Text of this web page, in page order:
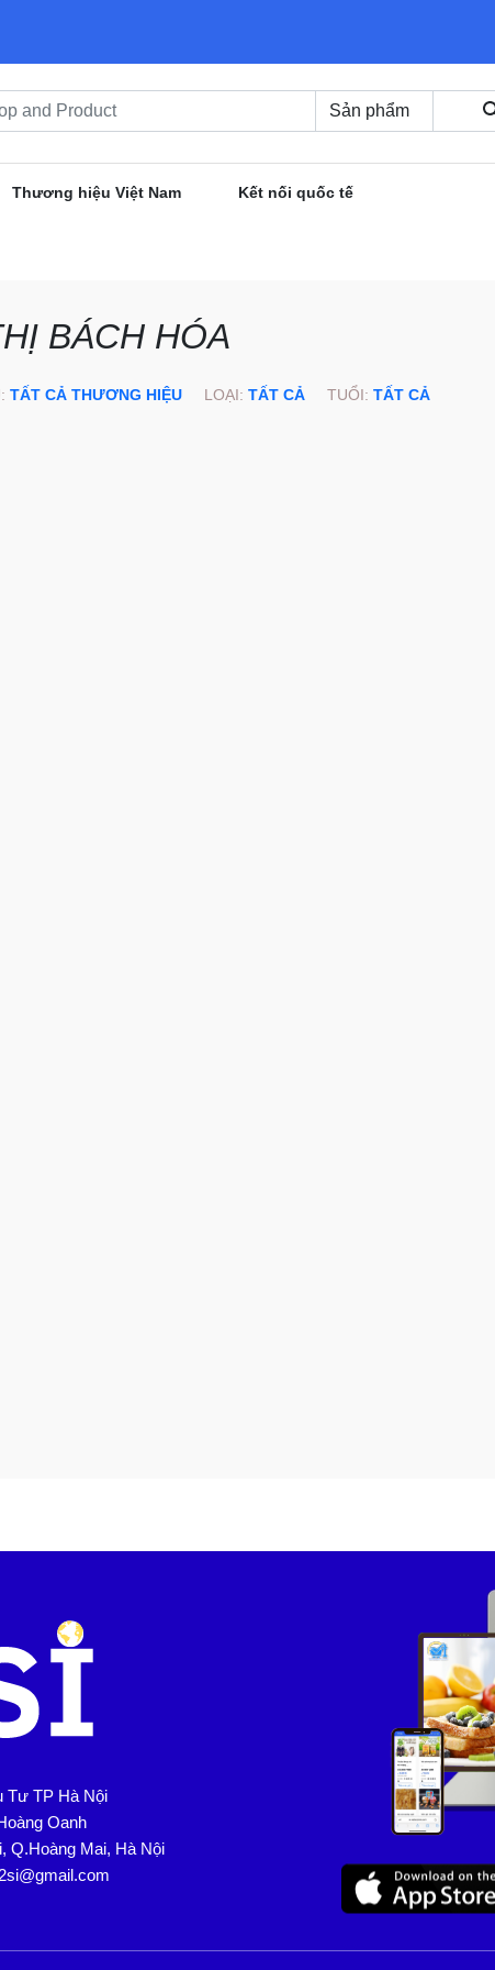
Thương hiệu Việt Nam Kết nối quốc tế
BÁCH HÓA
TẤT CẢ THƯƠNG HIỆU LOẠI: TẤT CẢ TUỔI: TẤT CẢ
Tư TP Hà Nội
Oanh
Q.Hoàng Mai, Hà Nội